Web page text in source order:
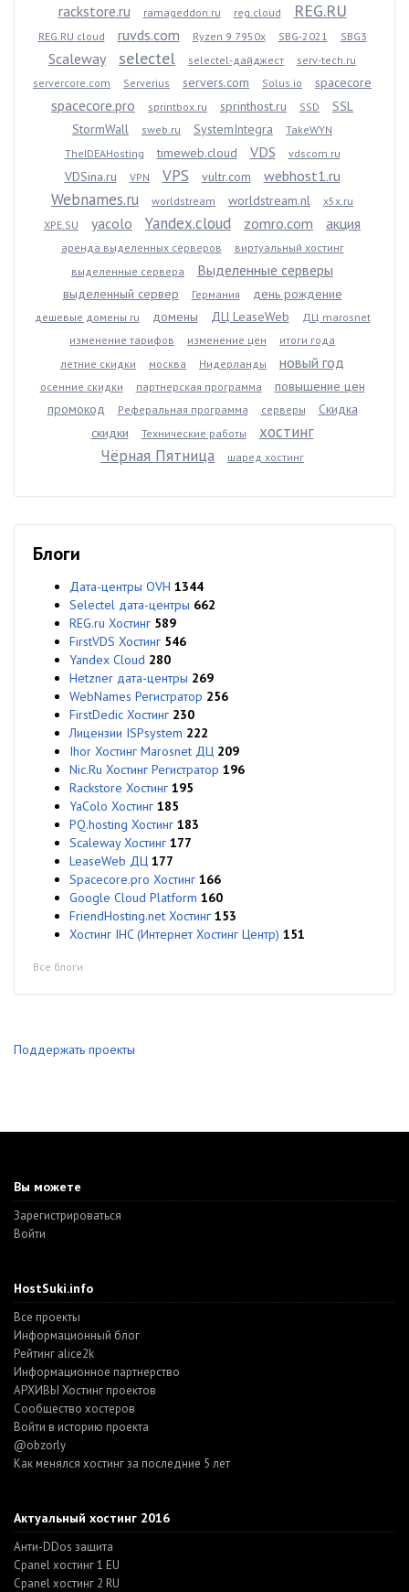
rackstore.ru ramageddon.ru reg.cloud REG.RU
REG.RU cloud ruvds.com Ryzen 9 7950x SBG-2021 SBG3
Scaleway selectel selectel-дайджест
serv-tech.ru
servercore.com
Serverius servers.com Solus.io spacecore
spacecore.pro sprintbox.ru sprinthost.ru SSD
SSL
StormWall
sweb.ru SystemIntegra
TakeWYN
TheIDEAHosting
timeweb.cloud VDS vdscom.ru
VDSina.ru VPN VPS vultr.com webhost1.ru
Webnames.ru worldstream worldstream.nl
x5x.ru
XPE.SU
yacolo Yandex.cloud zomro.com акция
аренда выделенных серверов
виртуальный хостинг
выделенные сервера
Выделенные серверы
выделенный сервер Германия день рождение
дешевые домены ru домены ДЦ LeaseWeb
ДЦ marosnet
изменение тарифов
изменение цен
итоги года
летние скидки
москва Нидерланды новый год
осенние скидки партнерская программа
повышение цен
промокод
Реферальная программа серверы
Скидка
скидки
Технические работы
хостинг
Чёрная Пятница
шаред хостинг
Блоги
Дата-центры OVH 1344
Selectel дата-центры 662
REG.ru Хостинг 589
FirstVDS Хостинг 546
Yandex Cloud 280
Hetzner дата-центры 269
WebNames Регистратор 256
FirstDedic Хостинг 230
Лицензии ISPsystem 222
Ihor Хостинг Marosnet ДЦ 209
Nic.Ru Хостинг Регистратор 196
Rackstore Хостинг 195
YaColo Хостинг 185
PQ.hosting Хостинг 183
Scaleway Хостинг 177
LeaseWeb ДЦ 177
Spacecore.pro Хостинг 166
Google Cloud Platform 160
FriendHosting.net Хостинг 153
Хостинг IHC (Интернет Хостинг Центр) 151
Все блоги
Поддержать проекты
Вы можете
Зарегистрироваться
Войти
HostSuki.info
Все проекты
Информационный блог
Рейтинг alice2k
Информационное партнерство
АРХИВЫ Хостинг проектов
Cообщество хостеров
Войти в историю проекта
@obzorly
Как менялся хостинг за последние 5 лет
Актуальный хостинг 2016
Анти-DDos защита
Cpanel хостинг 1 EU
Cpanel хостинг 2 RU